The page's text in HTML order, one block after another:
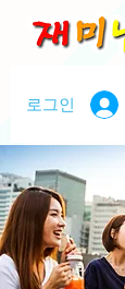
로그인